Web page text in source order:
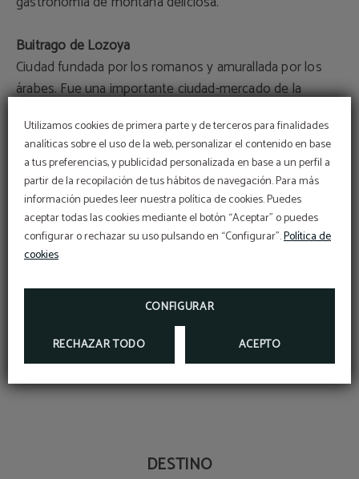
Utilizamos cookies de primera parte y de terceros para finalidades
analíticas sobre el uso de la web, personalizar el contenido en base
a tus preferencias, y publicidad personalizada en base a un perfil a
partir de la recopilación de tus hábitos de navegación. Para más
información puedes leer nuestra política de cookies. Puedes
aceptar todas las cookies mediante el botón “Aceptar” o puedes
configurar o rechazar su uso pulsando en “Configurar”.Política de
cookies
CONFIGURAR
RECHAZAR TODO ACEPTO
Buitrago de Lozoya
Ciudad fundada por los romanos y amurallada por los
árabes. Fue una importante ciudad-mercado de la
conocida por el Museo Picasso, con una colección
cedida por Eugenio Arias Herranz, gran amigo del artista
malagueño.
Chinchón
Es uno de los pueblos más pintorescos de Madrid. A
unos 45 minutos de la ciudad, el viaje es muy
recomendable para recrearse en su Plaza Mayor. Otros
atractivos son la Iglesia de Nuestra Señora de la
Asunción, la Torre del Reloj, el Teatro Lope de Vega o el
Castillo de los Condes. Al finalizar tu visita, puedes
comprar una botella de Chinchón, licor típico de la zona.
DESTINO
Código Vip
DEL 10% USANDO NUESTRO CÓDIGO
PROMOCIONAL VIP2025